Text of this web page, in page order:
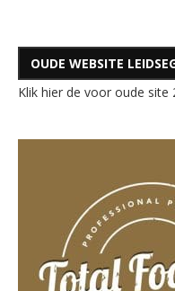
OUDE WEBSITE
Klik hier de voor oude site